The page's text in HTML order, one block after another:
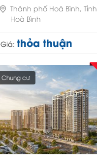
Thành phố Hoà Bình, Tỉnh
Hoà Bình
Giá: thỏa thuận
Chung cư